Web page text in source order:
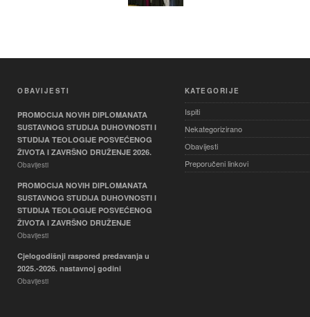
OBAVIJESTI
PROMOCIJA NOVIH DIPLOMANATA
SUSTAVNOG STUDIJA DUHOVNOSTI I
STUDIJA TEOLOGIJE POSVEĆENOG
ŽIVOTA I ZAVRŠNO DRUŽENJE 2026.
Obavijesti
PROMOCIJA NOVIH DIPLOMANATA
SUSTAVNOG STUDIJA DUHOVNOSTI I
STUDIJA TEOLOGIJE POSVEĆENOG
ŽIVOTA I ZAVRŠNO DRUŽENJE
Obavijesti
Cjelogodišnji raspored predavanja u
2025.-2026. nastavnoj godini
Obavijesti
KATEGORIJE
Ispiti
Nekategorizirano
Obavijesti
Preporučeni linkovi